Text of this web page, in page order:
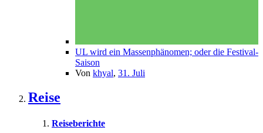
UL wird ein Massenphänomen; oder die Festival-
Saison
Von khyal, 31. Juli
Reise
Reiseberichte